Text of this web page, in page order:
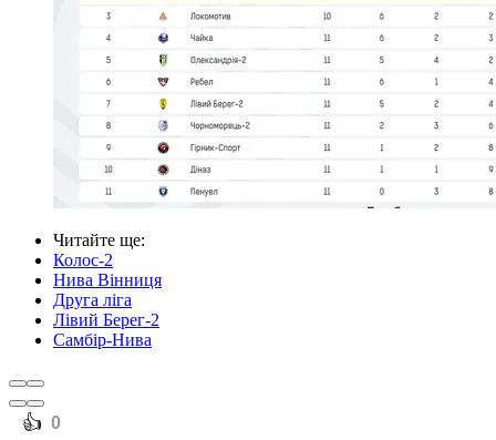
Читайте ще:
Колос-2
Нива Вінниця
Друга ліга
Лівий Берег-2
Самбір-Нива
️👍 0